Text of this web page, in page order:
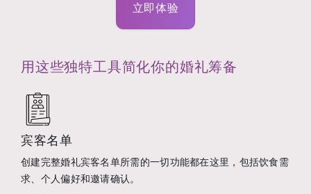
立即体验
用这些独特工具简化你的婚礼筹备
宾客名单
创建完整婚礼宾客名单所需的一切功能都在这里，包括饮食需
求、个人偏好和邀请确认。